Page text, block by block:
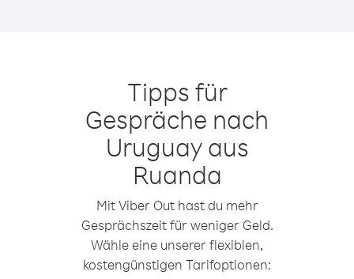
Tipps für
Gespräche nach
Uruguay aus
Ruanda
Mit Viber Out hast du mehr
Gesprächszeit für weniger Geld.
Wähle eine unserer flexiblen,
kostengünstigen Tarifoptionen: